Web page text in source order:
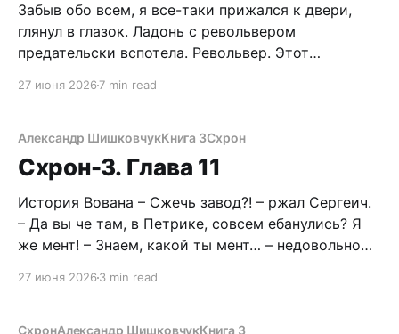
Забыв обо всем, я все-таки прижался к двери,
глянул в глазок. Ладонь с револьвером
предательски вспотела. Револьвер. Этот
ворвется в хату и начнет меня пиздить? Как
вообще она или они
27 июня 2026 7 min read
Александр ШишковчукКнига 3Схрон
Схрон-3. Глава 11
История Вована – Сжечь завод?! – ржал Сергеич.
– Да вы че там, в Петрике, совсем ебанулись? Я
же мент! – Знаем, какой ты мент… – недовольно
Девятьсот. – Сколько?! Может, накинешь до
27 июня 2026 3 min read
СхронАлександр ШишковчукКнига 3